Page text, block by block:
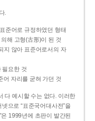
.
준어로 규정하였던 형태
해 고형(古形)이 된 것
지 않아 표준어로서의 자
필요한 것
어 자리를 굳혀 가던 것
다 예시할 수는 없다. 이러한
으로 “표준국어대사전”을
1999년에 초판이 발간된